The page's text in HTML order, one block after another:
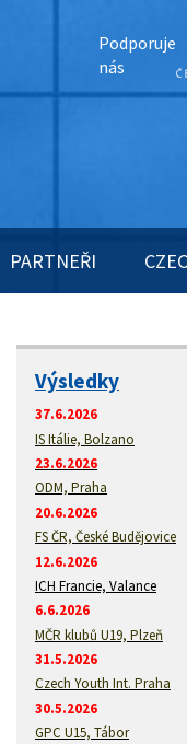
Podporuje
nás
PARTNEŘI
Výsledky
37.6.2026
IS Itálie, Bolzano
23.6.2026
ODM, Praha
20.6.2026
FS ČR, České Budějovice
12.6.2026
ICH Francie, Valance
6.6.2026
MČR klubů U19, Plzeň
31.5.2026
Czech Youth Int. Praha
30.5.2026
GPC U15, Tábor